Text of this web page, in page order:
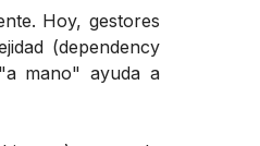
Hoy, gestores
(dependency
mano" ayuda a